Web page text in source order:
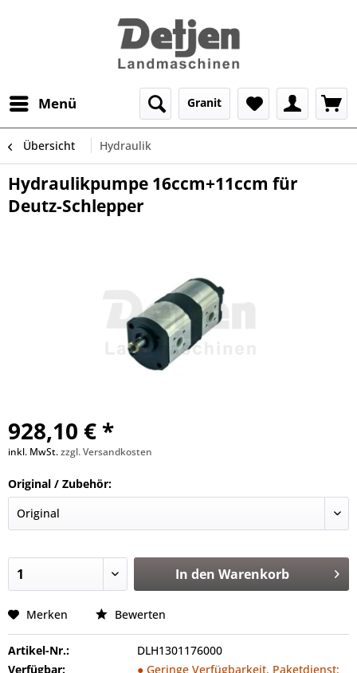
Menü Granit
Übersicht Hydraulik
Hydraulikpumpe 16ccm+11ccm für
Deutz-Schlepper
928,10 € *
inkl. MwSt.zzgl. Versandkosten
Original / Zubehör:
In den Warenkorb
Merken Bewerten
Artikel-Nr.:
DLH1301176000
Verfügbar:
● Geringe Verfügbarkeit. Paketdienst: